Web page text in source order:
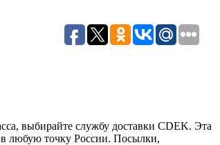
выбирайте службу доставки CDEK. Эта
в любую точку России. Посылки,